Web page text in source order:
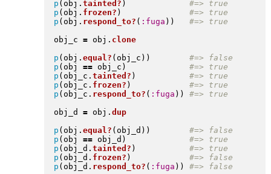
p ( obj . tainted? )
p ( obj . frozen? )
p ( obj . respond_to? ( :fuga ) )
obj_c = obj . clone
p ( obj . equal? ( obj_c ) )
p ( obj == obj_c )
p ( obj_c . tainted? )
p ( obj_c . frozen? )
p ( obj_c . respond_to? ( :fuga ) )
obj_d = obj . dup
p ( obj . equal? ( obj_d ) )
p ( obj == obj_d )
p ( obj_d . tainted? )
p ( obj_d . frozen? )
p ( obj_d . respond_to? ( :fuga ) )